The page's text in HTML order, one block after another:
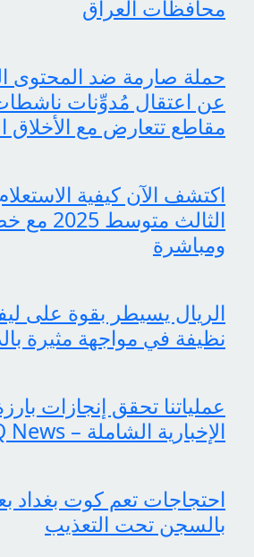
محافظات العراق
حملة صارمة ضد المحتوى
عن اعتقال مُدوِّنات
مقاطع تتعارض مع الأخلاق
اكتشف الآن كيفية
الثالث
ومباشرة
الريال يسيطر بقوة على
نظيفة في مواجهة مثيرة
عملياتنا تحقق إنجازات
الإخبارية الشاملة – IQ News
احتجاجات تعم كوت
بالسجن تحت التعذيب